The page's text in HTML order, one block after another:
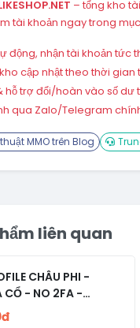
– tổng kho
tài khoản ngay trong
động, nhận tài khoản tức
cập nhật theo thời
hỗ trợ đổi/hoàn vào số dư
qua Zalo/Telegram
MMO trên Blog
liên quan
CHÂU PHI -
CỔ - NO 2FA -
BÈ